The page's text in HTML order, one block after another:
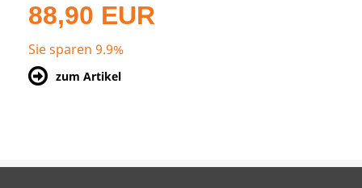
88,90 EUR
Sie sparen 9.9%
zum Artikel